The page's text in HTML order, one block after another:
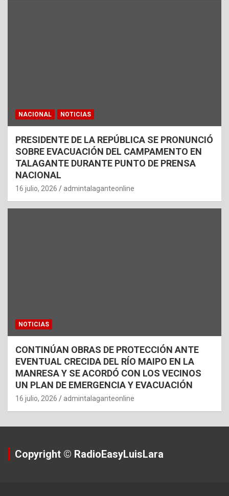
NACIONAL NOTICIAS
PRESIDENTE DE LA REPÚBLICA SE PRONUNCIÓ
SOBRE EVACUACIÓN DEL CAMPAMENTO EN
TALAGANTE DURANTE PUNTO DE PRENSA
NACIONAL
16 julio, 2026 admintalaganteonline
NOTICIAS
CONTINÚAN OBRAS DE PROTECCIÓN ANTE
EVENTUAL CRECIDA DEL RÍO MAIPO EN LA
MANRESA Y SE ACORDÓ CON LOS VECINOS
UN PLAN DE EMERGENCIA Y EVACUACIÓN
16 julio, 2026 admintalaganteonline
Copyright © RadioEasyLuisLara